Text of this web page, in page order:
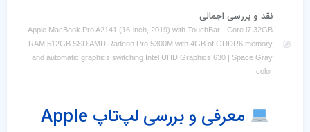
نقد و بررسی اجمالی
Apple MacBook Pro A2141 (16-inch, 2019) with TouchBar - Core i7 32GB
RAM 512GB SSD AMD Radeon Pro 5300M with 4GB of GDDR6 memory
and automatic graphics switching Intel UHD Graphics 630 | Space Gray
color
معرفی و بررسی لپ‌تاپ Apple